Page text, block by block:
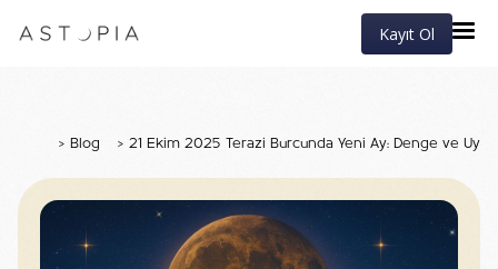
Kayıt Ol
> Blog > 21 Ekim 2025 Terazi Burcunda Yeni Ay: Denge ve